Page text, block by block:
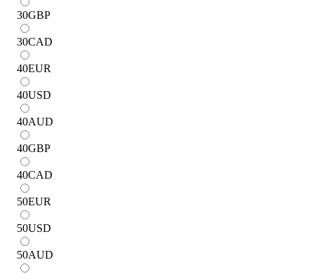
30GBP
30CAD
40EUR
40USD
40AUD
40GBP
40CAD
50EUR
50USD
50AUD